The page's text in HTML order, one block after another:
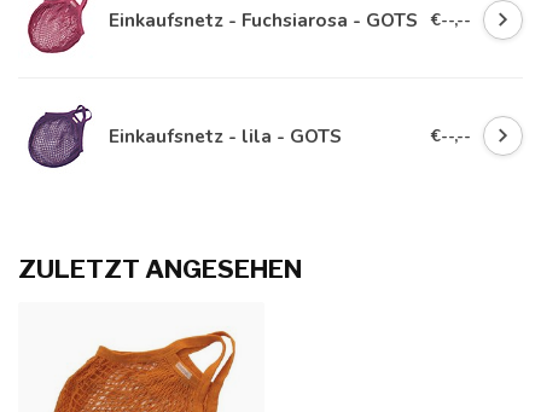
Einkaufsnetz - Fuchsiarosa - GOTS €--,--
Einkaufsnetz - lila - GOTS €--,--
ZULETZT ANGESEHEN